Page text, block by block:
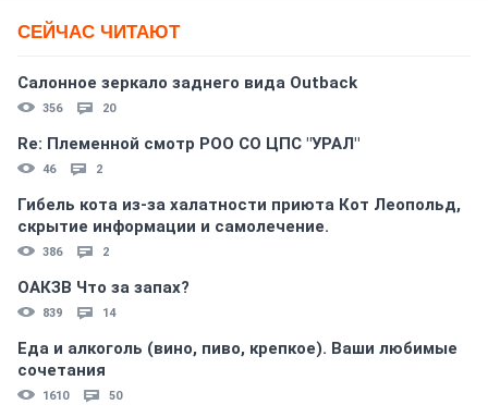
СЕЙЧАС ЧИТАЮТ
Салонное зеркало заднего вида Outback
356 20
Re: Племеннoй смoтр РOO CO ЦПС "УРАЛ"
46 2
Гибель кота из-за халатности приюта Кот Леопольд,
скрытиe информации и самолечение.
386 2
ОАКЗВ Что за запах?
839 14
Еда и алкоголь (вино, пиво, крепкое). Ваши любимые
сочетания
1610 50